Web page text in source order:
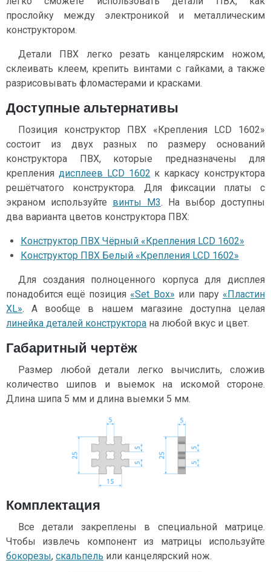
прослойку между электроникой и металлическим
конструктором.
Детали ПВХ легко резать канцелярским ножом,
склеивать клеем, крепить винтами с гайками, а также
разрисовывать фломастерами и красками.
Доступные альтернативы
Позиция конструктор ПВХ «Крепления LCD 1602»
состоит из двух разных по размеру оснований
конструктора ПВХ, которые предназначены для
крепления дисплеев LCD 1602 к каркасу конструктора
решётчатого конструктора. Для фиксации платы с
экраном используйте винты М3. На выбор доступны
два варианта цветов конструктора ПВХ:
Конструктор ПВХ Чёрный «Крепления LCD 1602»
Конструктор ПВХ Белый «Крепления LCD 1602»
Для создания полноценного корпуса для дисплея
понадобится ещё позиция «Set Box» или пару «Пластин
XL». А вообще в нашем магазине доступна целая
линейка деталей конструктора на любой вкус и цвет.
Габаритный чертёж
Размер любой детали легко вычислить, сложив
количество шипов и выемок на искомой стороне.
Длина шипа 5 мм и длина выемки 5 мм.
Комплектация
Все детали закреплены в специальной матрице.
Чтобы извлечь компонент из матрицы используйте
бокорезы, скальпель или канцелярский нож.